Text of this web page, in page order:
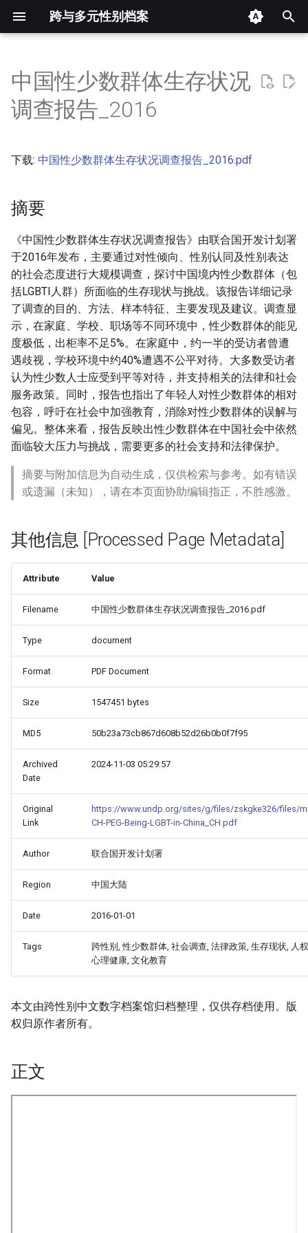
跨与多元性别档案
开
摘要
中国性少数群体生存状况
调查报告_2016
下载: 中国性少数群体生存状况调查报告_2016.pdf
摘要
《中国性少数群体生存状况调查报告》由联合国开发计划署
于2016年发布，主要通过对性倾向、性别认同及性别表达
的社会态度进行大规模调查，探讨中国境内性少数群体（包
括LGBTI人群）所面临的生存现状与挑战。该报告详细记录
了调查的目的、方法、样本特征、主要发现及建议。调查显
示，在家庭、学校、职场等不同环境中，性少数群体的能见
度极低，出柜率不足5%。在家庭中，约一半的受访者曾遭
遇歧视，学校环境中约40%遭遇不公平对待。大多数受访者
认为性少数人士应受到平等对待，并支持相关的法律和社会
服务政策。同时，报告也指出了年轻人对性少数群体的相对
包容，呼吁在社会中加强教育，消除对性少数群体的误解与
偏见。整体来看，报告反映出性少数群体在中国社会中依然
面临较大压力与挑战，需要更多的社会支持和法律保护。
摘要与附加信息为自动生成，仅供检索与参考。如有错误
或遗漏（未知），请在本页面协助编辑指正，不胜感激。
其他信息 [Processed Page Metadata]
Attribute Value
Filename 中国性少数群体生存状况调查报告_2016.pdf
Type document
Format PDF Document
Size 1547451 bytes
MD5 50b23a73cb867d608b52d26b0b0f7f95
Archived
Date
2024-11-03 05:29:57
Original
Link
https://www.undp.org/sites/g/files/zskgke326/files/
CH-PEG-Being-LGBT-in-China_CH.pdf
Author 联合国开发计划署
Region 中国大陆
Date 2016-01-01
Tags
跨性别, 性少数群体, 社会调查, 法律政策, 生存现状, 人
心理健康, 文化教育
本文由跨性别中文数字档案馆归档整理，仅供存档使用。版
权归原作者所有。
正文